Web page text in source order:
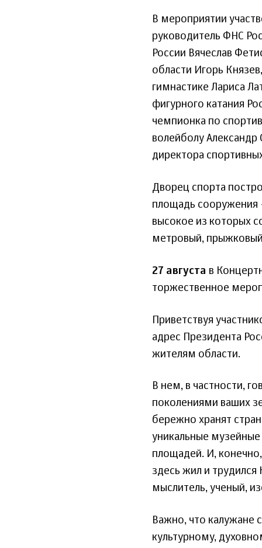
В мероприятии
руководитель ФНС
России Вячеслав
области Игорь
гимнастике Лариса
фигурного катания
чемпионка по
волейболу
директора
Дворец спорта
площадь сооружения
высокое из которых
метровый,
27 августа в
торжественное
Приветствуя
адрес Президента
жителям области.
В нем, в частности,
поколениями ваших
бережно хранят
уникальные музейные
площадей. И,
здесь жил и трудился
мыслитель, ученый,
Важно, что калужане
культурному,